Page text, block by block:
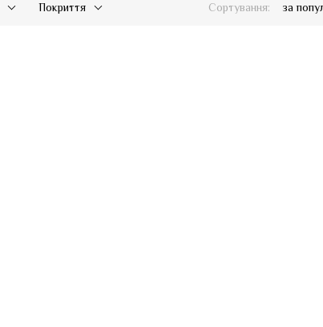
Покриття Сортування: за